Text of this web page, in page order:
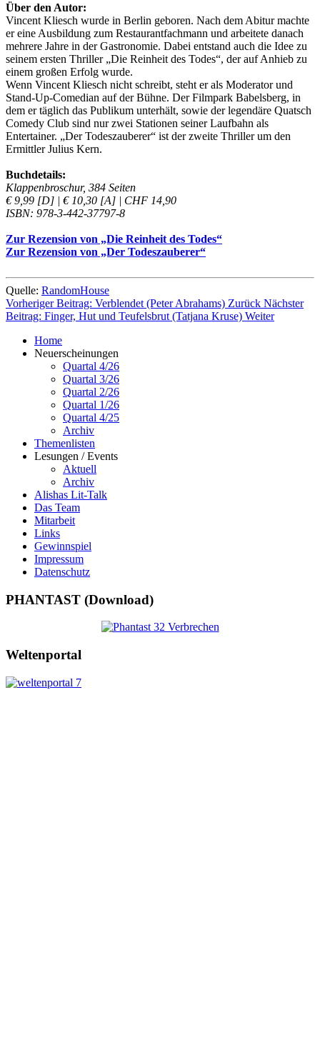
Über den Autor:
Vincent Kliesch wurde in Berlin geboren. Nach dem Abitur machte
er eine Ausbildung zum Restaurantfachmann und arbeitete danach
mehrere Jahre in der Gastronomie. Dabei entstand auch die Idee zu
seinem ersten Thriller „Die Reinheit des Todes“, der auf Anhieb zu
einem großen Erfolg wurde.
Wenn Vincent Kliesch nicht schreibt, steht er als Moderator und
Stand-Up-Comedian auf der Bühne. Der Filmpark Babelsberg, in
dem er täglich das Publikum unterhält, sowie der legendäre Quatsch
Comedy Club sind nur zwei Stationen seiner Laufbahn als
Entertainer. „Der Todeszauberer“ ist der zweite Thriller um den
Ermittler Julius Kern.
Buchdetails:
Klappenbroschur, 384 Seiten
€ 9,99 [D] | € 10,30 [A] | CHF 14,90
ISBN: 978-3-442-37797-8
Zur Rezension von „Die Reinheit des Todes“
Zur Rezension von „Der Todeszauberer“
Quelle: RandomHouse
Vorheriger Beitrag: Verblendet (Peter Abrahams) Zurück Nächster
Beitrag: Finger, Hut und Teufelsbrut (Tatjana Kruse) Weiter
Home
Neuerscheinungen
Quartal 4/26
Quartal 3/26
Quartal 2/26
Quartal 1/26
Quartal 4/25
Archiv
Themenlisten
Lesungen / Events
Aktuell
Archiv
Alishas Lit-Talk
Das Team
Mitarbeit
Links
Gewinnspiel
Impressum
Datenschutz
PHANTAST (Download)
Weltenportal